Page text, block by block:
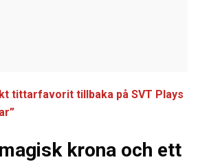
tittarfavorit tillbaka på SVT Plays
krona och ett